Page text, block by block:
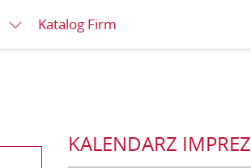
Katalog Firm
KALENDARZ IMPREZ